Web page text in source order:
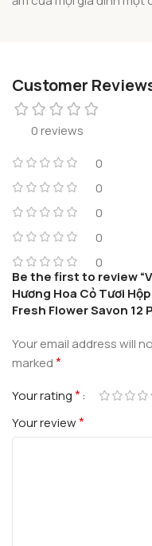
Customer
0 reviews
0
0
0
0
0
Be the first to review
Hương Hoa Cỏ Tươi
Fresh Flower Savon 12
Your email address will
marked*
Your rating*
Your review*